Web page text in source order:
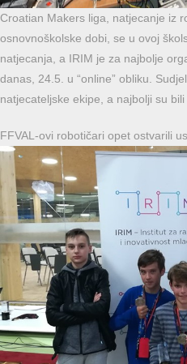
Croatian Makers liga, natjecanje iz
osnovnoškolske dobi, se u ovoj
natjecanja, a IRIM je za najbolje
danas, 24.5. u “online” obliku.
natjecateljske ekipe, a najbolji su
FFVAL-ovi robotičari opet ostvarili